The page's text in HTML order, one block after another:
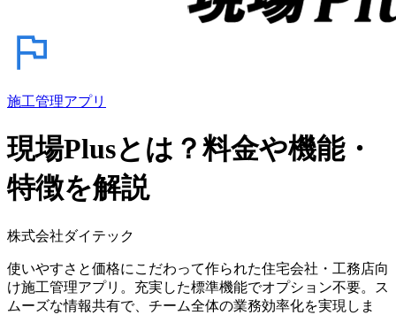
施工管理アプリ
現場Plusとは？料金や機能・
特徴を解説
株式会社ダイテック
使いやすさと価格にこだわって作られた住宅会社・工務店向
け施工管理アプリ。充実した標準機能でオプション不要。ス
ムーズな情報共有で、チーム全体の業務効率化を実現しま